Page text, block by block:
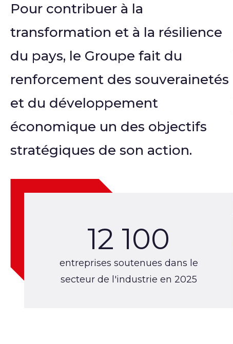
Pour contribuer à la
transformation et à la résilience
du pays, le Groupe fait du
renforcement des souverainetés
et du développement
économique un des objectifs
stratégiques de son action.
12 100
entreprises soutenues dans le
secteur de l'industrie en 2025